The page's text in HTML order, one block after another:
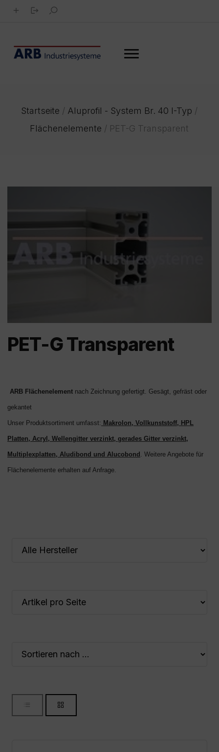
Startseite / Aluprofil - System Br. 40 I-Typ /
Flächenelemente / PET-G Transparent
PET-G Transparent
ARB Flächenelement nach Zeichnung gefertigt. Gesägt, gefräst oder
gekantet
Unser Produktsortiment umfasst: Makrolon, Vollkunststoff, HPL
Platten, Acryl, Wellengitter verzinkt, gerades Gitter verzinkt,
Multiplexplatten, Aludibond und Alucobond . Weitere Angebote für
Flächenelemente erhalten auf Anfrage.